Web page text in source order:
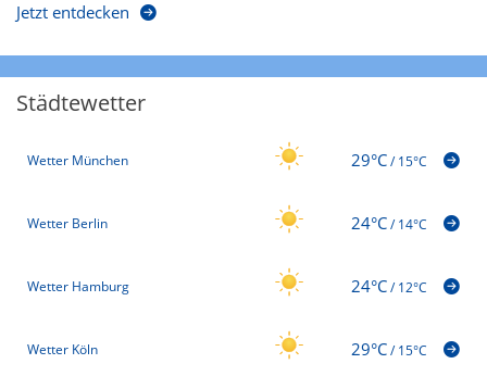
Jetzt entdecken
Städtewetter
Wetter München 29°C/15°C
Wetter Berlin 24°C/14°C
Wetter Hamburg 24°C/12°C
Wetter Köln 29°C/15°C